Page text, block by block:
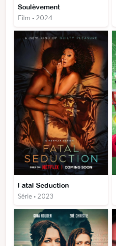
Soulèvement
Film • 2024
Fatal Seduction
Série • 2023